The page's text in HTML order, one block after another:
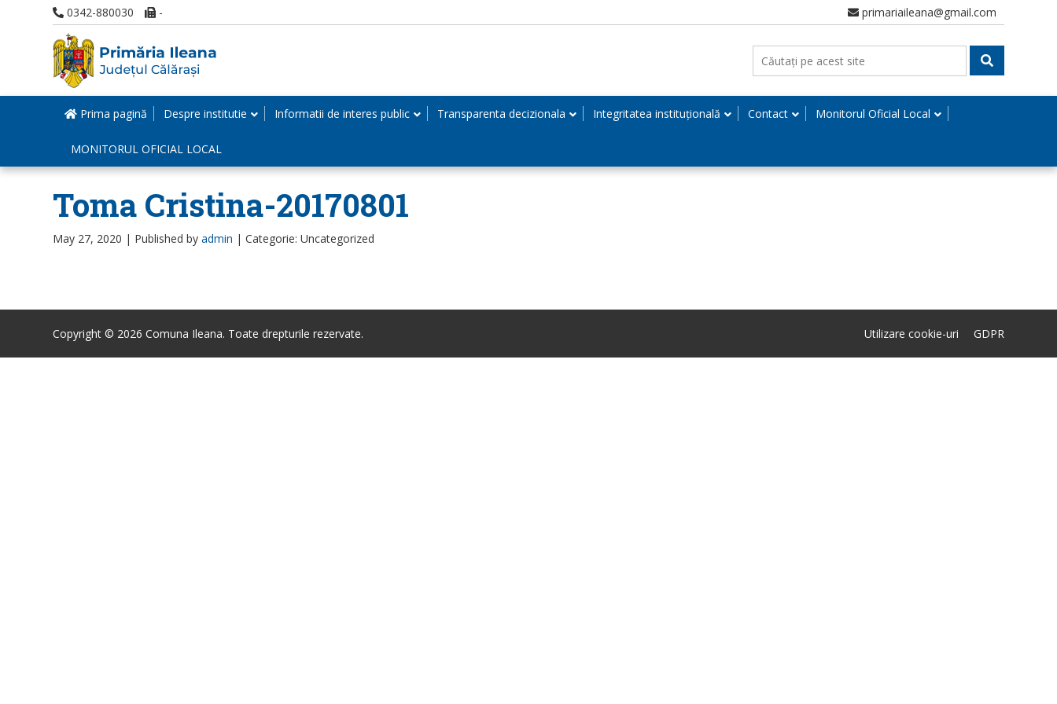
0342-880030 - primariaileana@gmail.com
Prima pagină Despre institutie Informatii de interes public Transparenta decizionala Integritatea instituțională Contact Monitorul Oficial Local
MONITORUL OFICIAL LOCAL
Toma Cristina-20170801
May 27, 2020 | Published by admin | Categorie: Uncategorized
Copyright © 2026 Comuna Ileana. Toate drepturile rezervate. Utilizare cookie-uri GDPR